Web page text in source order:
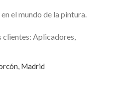
el mundo de la pintura.
Aplicadores,
Madrid